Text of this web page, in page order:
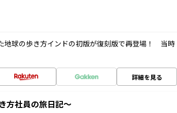
地球の歩き方インドの初版が復刻版で再登場！ 当時
詳細を見る
方社員の旅日記～